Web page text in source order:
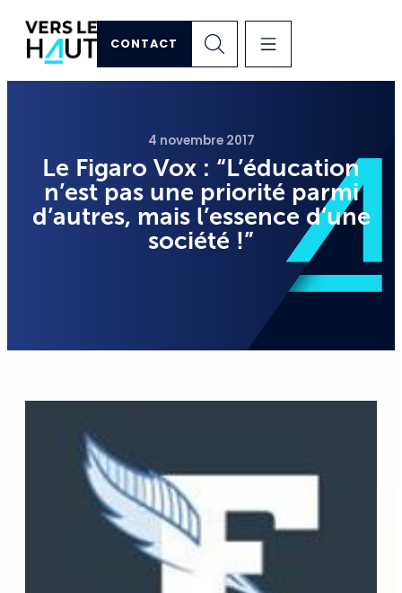
CONTACT
4 novembre 2017
Le Figaro Vox : “L’éducation
n’est pas une priorité parmi
d’autres, mais l’essence d’une
société !”